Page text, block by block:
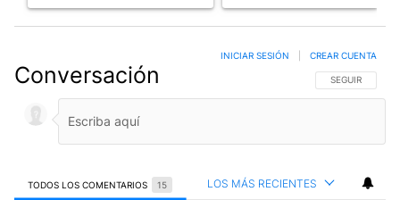
Conversación SIGA ESTA
SEGUIR
INICIAR SESIÓN CREAR CUENTA
TODOS LOS COMENTARIOS 15 LOS MÁS RECIENTES